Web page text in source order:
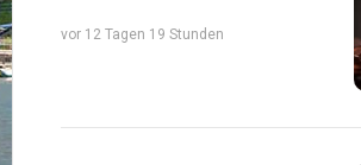
vor 12 Tagen 19 Stunden